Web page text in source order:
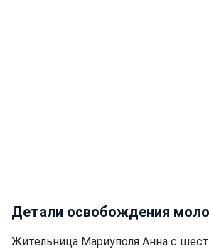
Детали освобождения
Жительница Мариуполя Анна с